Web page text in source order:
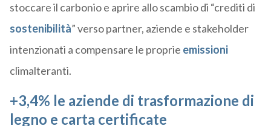
stoccare il carbonio e aprire allo scambio di “crediti di
sostenibilità” verso partner, aziende e stakeholder
intenzionati a compensare le proprie emissioni
climalteranti.
+3,4% le aziende di trasformazione di
legno e carta certificate